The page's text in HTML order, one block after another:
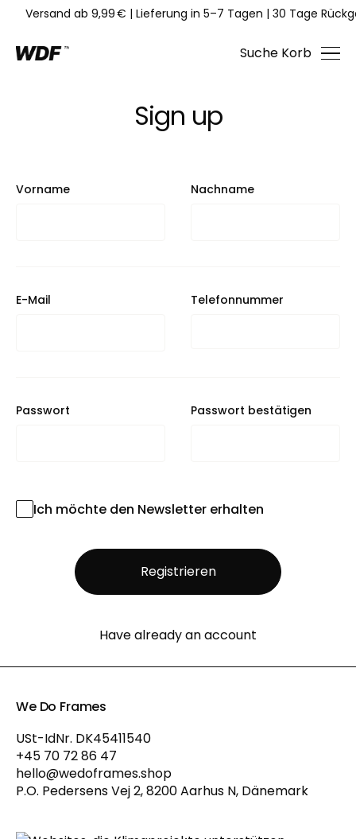
Versand ab 9,99 € | Lieferung in 5–7 Tagen | 30 Tage
Suche Korb
Sign up
Vorname Nachname
E-Mail Telefonnummer
Passwort Passwort bestätigen
Ich möchte den Newsletter erhalten
Registrieren
Have already an account
We Do Frames
USt-IdNr. DK45411540
+45 70 72 86 47
hello@wedoframes.shop
P.O. Pedersens Vej 2, 8200 Aarhus N, Dänemark